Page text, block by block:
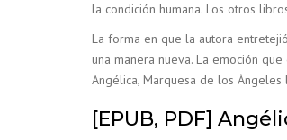
la condición humana. Los otros
La forma en que la autora
una manera nueva. La emoción
Angélica, Marquesa de los
[EPUB, PDF]